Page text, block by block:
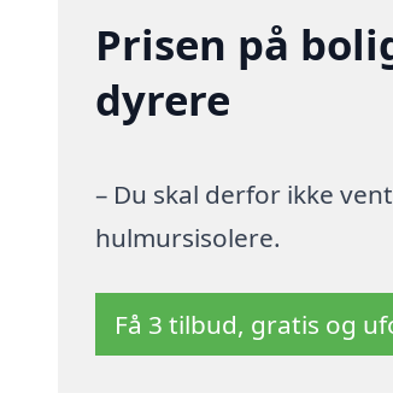
Prisen på
dyrere
– Du skal derfor ikke
hulmursisolere.
Få 3 tilbud, gratis og